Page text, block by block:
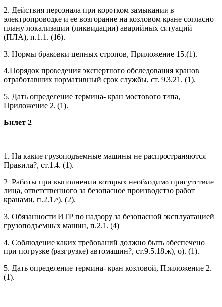
2. Действия персонала при коротком замыкании в
электропроводке и ее возгорание на козловом кране согласно
плану локализации (ликвидации) аварийных ситуаций
(ПЛА), п.1.1. (16).
3. Нормы браковки цепных стропов, Приложение 15.(1).
4.Порядок проведения экспертного обследования кранов
отработавших нормативный срок службы, ст. 9.3.21. (1).
5. Дать определение термина- кран мостового типа,
Приложение 2. (1).
Билет 2
1. На какие грузоподъемные машины не распространяются
Правила?, ст.1.4. (1).
2. Работы при выполнении которых необходимо присутствие
лица, ответственного за безопасное производство работ
кранами, п.2.1.е). (2).
3. Обязанности ИТР по надзору за безопасной эксплуатацией
грузоподъемных машин, п.2.1. (4)
4. Соблюдение каких требований должно быть обеспечено
при погрузке (разгрузке) автомашин?, ст.9.5.18.ж), о). (1).
5. Дать определение термина- кран козловой, Приложение 2.
(1).